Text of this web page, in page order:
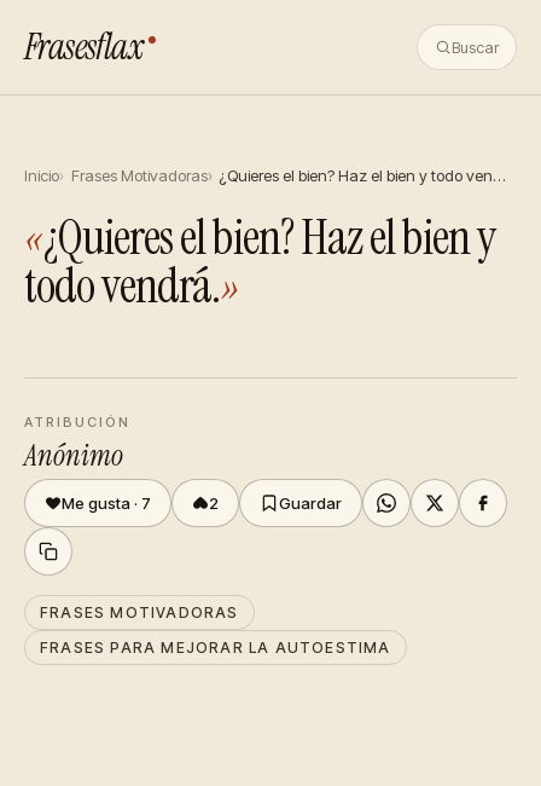
Frasesflax Buscar
Inicio Frases Motivadoras ¿Quieres el bien? Haz el bien y todo ven…
«¿Quieres el bien? Haz el bien y
todo vendrá.»
ATRIBUCIÓN
Anónimo
Me gusta · 7 2 Guardar
FRASES MOTIVADORAS
FRASES PARA MEJORAR LA AUTOESTIMA